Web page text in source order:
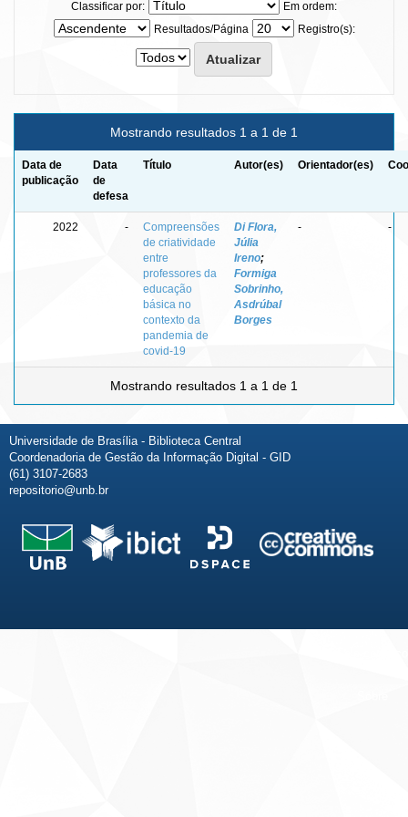
Classificar por:
Em ordem:
Resultados/Página
Registro(s):
Mostrando resultados 1 a 1 de 1
Data de
publicação
Data
de
defesa
Título Autor(es) Orientador(es)
2022 -
Compreensões
de criatividade
entre
professores da
educação
básica no
contexto da
pandemia de
covid-19
Di Flora,
Júlia
Ireno;
Formiga
Sobrinho,
Asdrúbal
Borges
- -
Mostrando resultados 1 a 1 de 1
Universidade de Brasília - Biblioteca Central
Coordenadoria de Gestão da Informação Digital - GID
(61) 3107-2683
repositorio@unb.br